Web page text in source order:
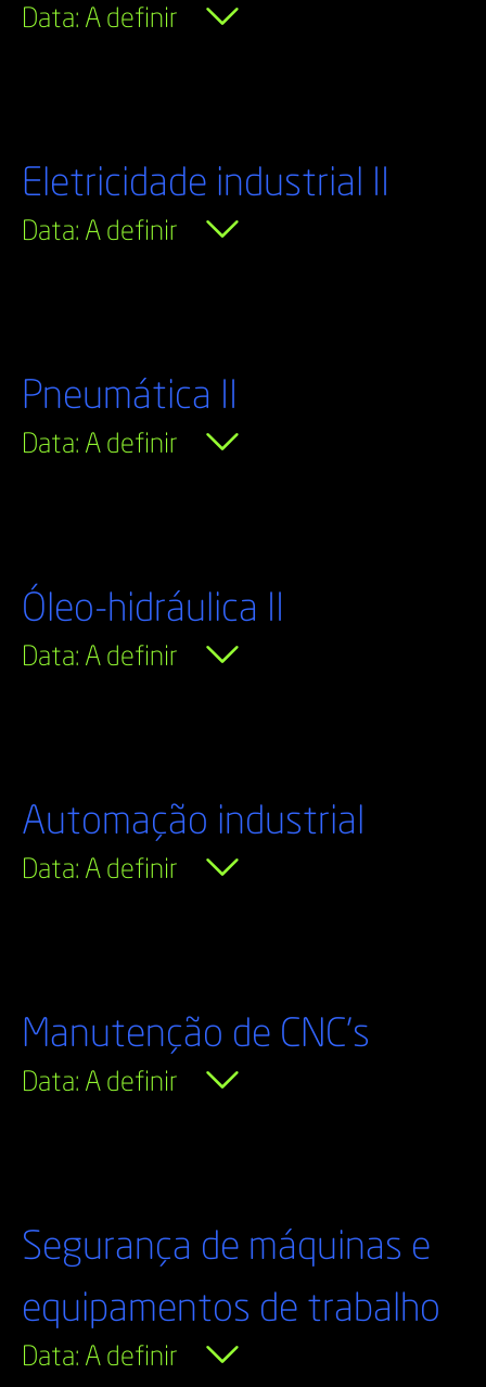
Data: A definir
Eletricidade industrial II
Data: A definir
Pneumática II
Data: A definir
Óleo-hidráulica II
Data: A definir
Automação industrial
Data: A definir
Manutenção de CNC's
Data: A definir
Segurança de máquinas e
equipamentos de trabalho
Data: A definir